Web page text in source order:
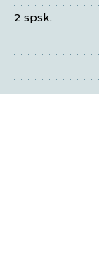
2 spsk.